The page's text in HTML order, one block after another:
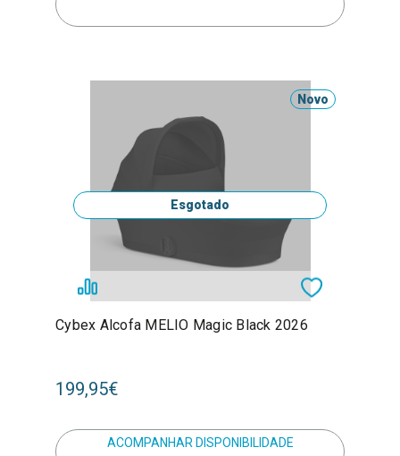
Novo
Esgotado
Cybex Alcofa MELIO Magic Black 2026
199,95€
ACOMPANHAR DISPONIBILIDADE